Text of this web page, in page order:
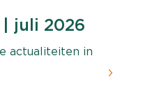
juli 2026
actualiteiten in